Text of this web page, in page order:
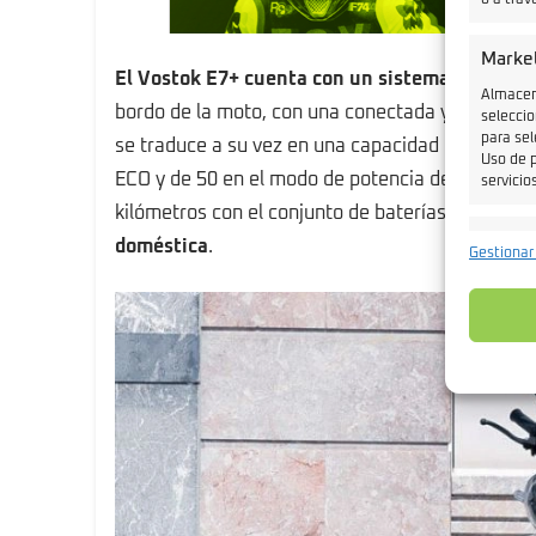
para
Uso de
fallos,
El Vostok E7+ cuenta con un sistema de
bordo de la moto, con una conectada y otra en
se traduce a su vez en una capacidad de 1,7
ECO y de 50 en el modo de potencia de
kilómetros con el conjunto de baterías.
doméstica.